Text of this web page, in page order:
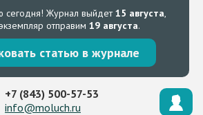
сегодня! Журнал выйдет15 августа,
отправим 19 августа.
статью в журнале
+7 (843) 500-57-53
info@moluch.ru